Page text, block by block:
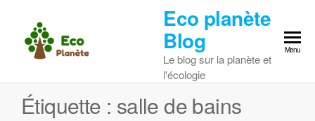
content
Eco planète
Blog
Le blog sur la planète et
l'écologie
Menu
Étiquette : salle de bains